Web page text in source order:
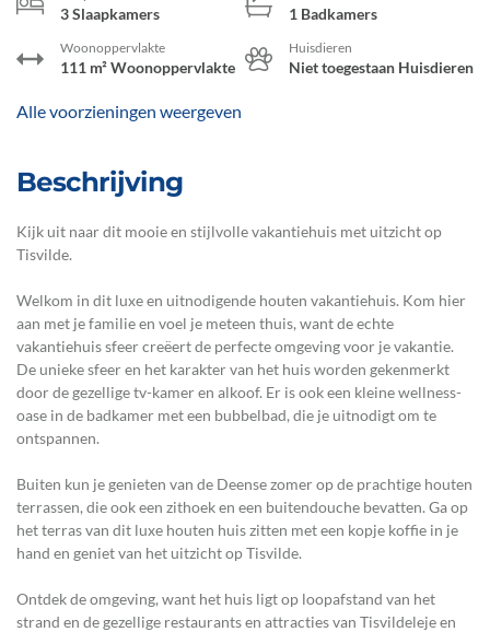
3 Slaapkamers 1 Badkamers
Woonoppervlakte
111 m² Woonoppervlakte
Huisdieren
Niet toegestaan Huisdieren
Alle voorzieningen weergeven
Beschrijving
Kijk uit naar dit mooie en stijlvolle vakantiehuis met uitzicht op
Tisvilde.
Welkom in dit luxe en uitnodigende houten vakantiehuis. Kom hier
aan met je familie en voel je meteen thuis, want de echte
vakantiehuis sfeer creëert de perfecte omgeving voor je vakantie.
De unieke sfeer en het karakter van het huis worden gekenmerkt
door de gezellige tv-kamer en alkoof. Er is ook een kleine wellness-
oase in de badkamer met een bubbelbad, die je uitnodigt om te
ontspannen.
Buiten kun je genieten van de Deense zomer op de prachtige houten
terrassen, die ook een zithoek en een buitendouche bevatten. Ga op
het terras van dit luxe houten huis zitten met een kopje koffie in je
hand en geniet van het uitzicht op Tisvilde.
Ontdek de omgeving, want het huis ligt op loopafstand van het
strand en de gezellige restaurants en attracties van Tisvildeleje en